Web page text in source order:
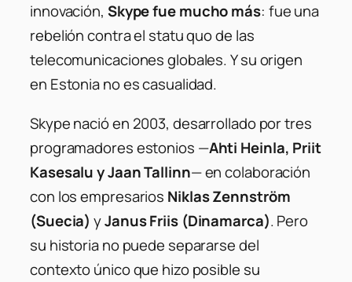
innovación, Skype fue mucho más: fue una
rebelión contra el statu quo de las
telecomunicaciones globales. Y su origen
en Estonia no es casualidad.
Skype nació en 2003, desarrollado por tres
programadores estonios —Ahti Heinla, Priit
Kasesalu y Jaan Tallinn— en colaboración
con los empresarios Niklas Zennström
(Suecia) yJanus Friis (Dinamarca). Pero
su historia no puede separarse del
contexto único que hizo posible su